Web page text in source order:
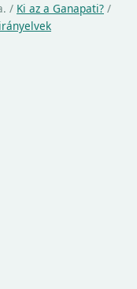
/ Ki az a Ganapati? /